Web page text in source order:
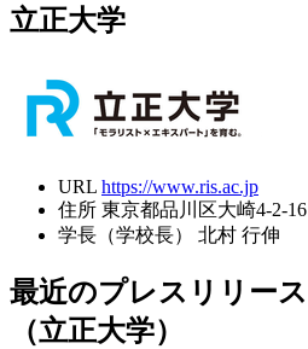
立正大学
URL https://www.ris.ac.jp
住所 東京都品川区大崎4-2-16
学長（学校長）
北村 行伸
最近のプレスリリース
（立正大学）